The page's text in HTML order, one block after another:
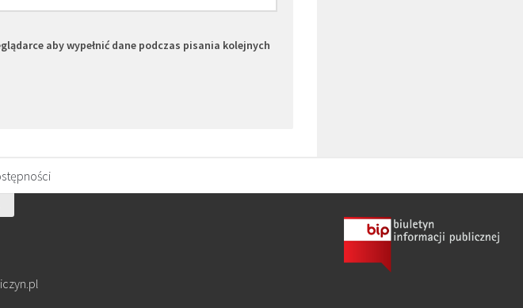
aby wypełnić dane podczas pisania kolejnych